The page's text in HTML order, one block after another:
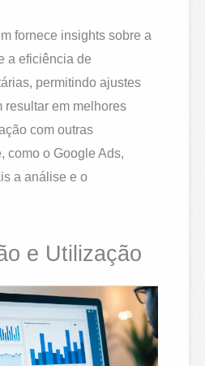
fornece insights sobre a
a eficiência de
permitindo ajustes
resultar em melhores
com outras
como o Google Ads,
a análise e o
e Utilização